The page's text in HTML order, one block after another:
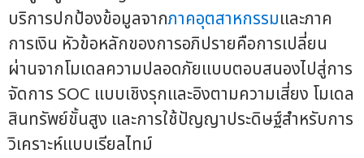
บริการปกป้องข้อมูลจากภาคอุตสาหกรรมและภาค
การเงิน หัวข้อหลักของการอภิปรายคือการเปลี่ยน
ผ่านจากโมเดลความปลอดภัยแบบตอบสนองไปสู่การ
จัดการ SOC แบบเชิงรุกและอิงตามความเสี่ยง โมเดล
สินทรัพย์ขั้นสูง และการใช้ปัญญาประดิษฐ์สำหรับการ
วิเคราะห์แบบเรียลไทม์